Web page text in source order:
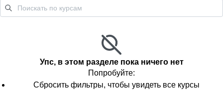
Упс, в этом разделе пока ничего нет
Попробуйте:
Сбросить фильтры, чтобы увидеть все курсы